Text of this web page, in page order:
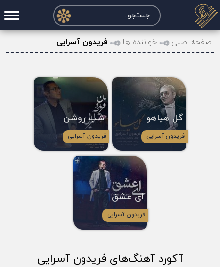
صفحه اصلی
نت و تبلچر
تماس با ما
حساب کاربری
صفحه اصلی خواننده ها فریدون آسرایی
گل هیاهو
فریدون آسرایی
شب روشن
فریدون آسرایی
ای عشق
فریدون آسرایی
آکورد آهنگ‌های فریدون آسرایی